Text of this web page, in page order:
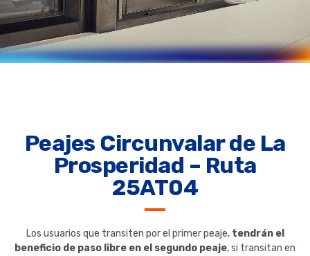
Peajes Circunvalar de La
Prosperidad – Ruta
25AT04
Los usuarios que transiten por el primer peaje, tendrán el
beneficio de paso libre en el segundo peaje, si transitan en